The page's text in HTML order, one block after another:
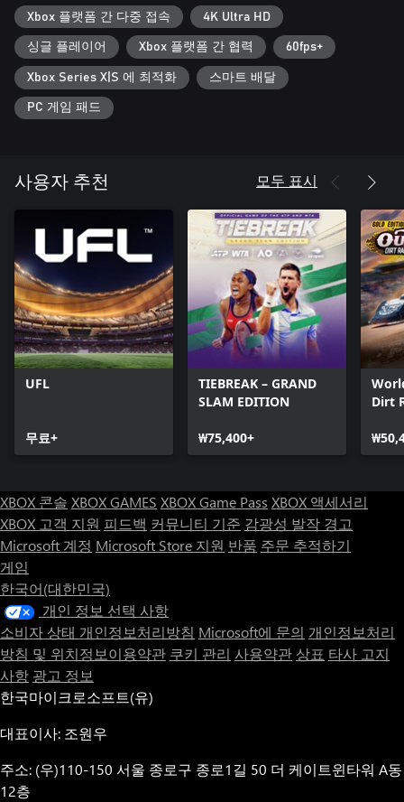
[상품 내용]
본 상품의 내용은 아래와 같습니다.
・eFootball™ 게임 본편
・에픽: Lamine Yamal(2024 스페인 국가대표) ×1(게임 내에서 사
용할 수 있는 선수)
*특수 기술 ‘면도날 크로스’, 부스터 ‘정확도 +3’, 부스터 슬롯 보유
・하이라이트 선수 ×10(게임 내에서 사용할 수 있는 선수)
・Exp. 4,000 토큰 ×22(선수 육성용 아이템)
・유니폼: Lamine Yamal Edition 2026 [Deluxe] ×1
・아바타 아이콘: Lamine Yamal Edition 2026 [Deluxe] ×3종류
・아바타 배경: Lamine Yamal Edition 2026 [Deluxe] ×1종류
・경기장 설비 - 초대형 현수막: Lamine Yamal Edition 2026 ×1종
류
・경기장 설비 - 대형 소품: Lamine Yamal Edition 2026 ×1종류
*초대형 현수막은 경기 중에 서로의 팀 정보가 반영됩니다. 이로
인해 경기 외의 다른 화면에 표시되는 이미지와 다릅니다.
*본 상품에 포함되는 경기장 설비는 ‘eFootball™: Lamine Yamal
Edition 2026’에도 포함되어 있으나, 중복하여 획득할 수 없습니
다.
또한 아래 보너스 아이템도 포함됩니다.
*본 상품을 구입한 계정에 한해 증정해 드립니다.
*상품과 보너스 아이템의 수령 기한은 2026/08/13 01:59:59
(UTC)까지입니다.
*상품 내용, 업데이트의 상세 정보는 ‘eFootball™ 게임 본편’에서
확인할 수 있습니다.
*본 세트에 포함되는 ‘eFootball™ 게임 본편’은 기본 플레이 무료
버전으로 입수할 수 있습니다.
새로운 기능과 모드 추가, 게임 플레이와 이벤트 업데이트가 다수
예정되어 있습니다. 상세 정보는 ‘eFootball™’ 공식 사이트에서 알
려 드리겠습니다.
*거주 국가/지역이 아래에 해당하는 유저께서는 eFootball™ 코인
벨기에, 브라질 (18세 미만)
eFootball™ 코인을 사용하여 랜덤으로 선택된 선수를 영입하거나
팩을 구입할 수 있습니다.
Xbox 플랫폼 간 다중 접속 4K Ultra HD
싱글 플레이어 Xbox 플랫폼 간 협력 60fps+
Xbox Series X|S 에 최적화 스마트 배달
PC 게임 패드
사용자 추천 모두 표시
UFL
무료+
TIEBREAK – GRAND
SLAM EDITION
₩75,400+
Dirt
XBOX 콘솔 XBOX GAMES XBOX Game Pass XBOX 액세서리
XBOX 고객 지원 피드백 커뮤니티 기준 감광성 발작 경고
Microsoft 계정 Microsoft Store 지원 반품 주문 추적하기
게임
한국어(대한민국)
개인 정보 선택 사항
소비자 상태 개인정보처리방침 Microsoft에 문의 개인정보처리
방침 및 위치정보이용약관 쿠키 관리 사용약관 상표 타사 고지
사항 광고 정보
한국마이크로소프트(유)
대표이사: 조원우
주소: (우)110-150 서울 종로구 종로1길 50 더 케이트윈타워 A동
12층